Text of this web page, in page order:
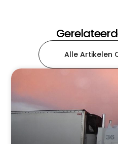
Alle Artikelen